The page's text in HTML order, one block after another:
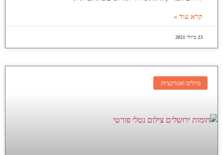
קרא עוד »
23 ביולי 2021
טיולים ואטרקציות